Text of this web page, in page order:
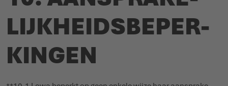
LIJK­HEIDS­BE­PER­
KINGEN